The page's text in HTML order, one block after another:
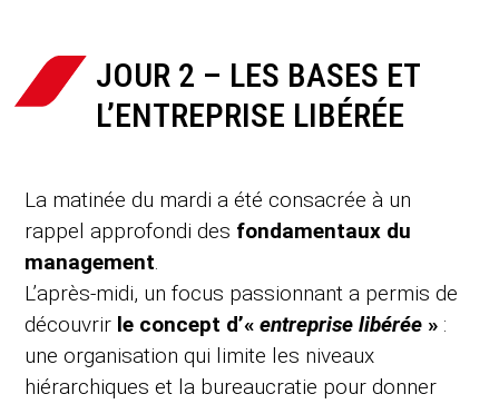
JOUR 2 – LES BASES ET
L’ENTREPRISE LIBÉRÉE
La matinée du mardi a été consacrée à un
rappel approfondi des fondamentaux du
management.
L’après-midi, un focus passionnant a permis de
découvrir le concept d’«entreprise libérée » :
une organisation qui limite les niveaux
hiérarchiques et la bureaucratie pour donner